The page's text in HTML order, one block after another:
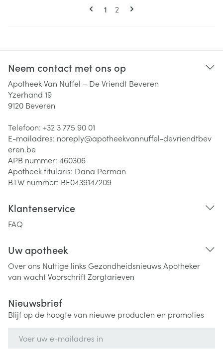
Pagina's
U lees momenteel pagina
1 Pagina
2
Neem contact met ons op
Apotheek Van Nuffel – De Vriendt Beveren
Yzerhand 19
9120 Beveren
Telefoon: +32 3 775 90 01
E-mailadres: noreply@apotheekvannuffel-devriendtbev
eren.be
APB nummer: 460306
Apotheek titularis: Dana Perman
BTW nummer: BE0439147209
Klantenservice
FAQ
Uw apotheek
Over ons Nuttige links Gezondheidsnieuws Apotheker
van wachtVoorschriftZorgtarieven
Nieuwsbrief
Blijf op de hoogte van nieuwe producten en promoties